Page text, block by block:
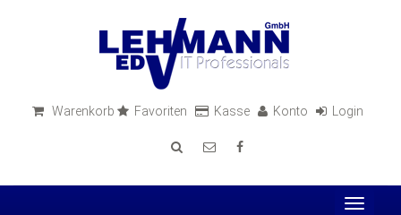
Warenkorb Favoriten Kasse Konto Login
Toggle